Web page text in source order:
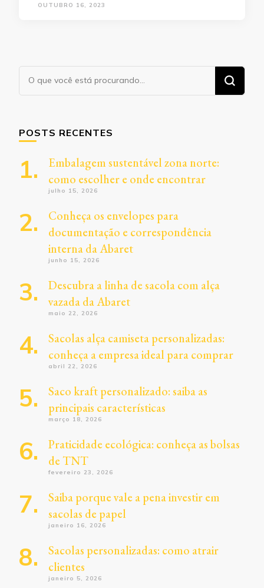
OUTUBRO 16, 2023
Procurando
algo?
POSTS RECENTES
Embalagem sustentável zona norte:
como escolher e onde encontrar
julho 15, 2026
Conheça os envelopes para
documentação e correspondência
interna da Abaret
junho 15, 2026
Descubra a linha de sacola com alça
vazada da Abaret
maio 22, 2026
Sacolas alça camiseta personalizadas:
conheça a empresa ideal para comprar
abril 22, 2026
Saco kraft personalizado: saiba as
principais características
março 18, 2026
Praticidade ecológica: conheça as bolsas
de TNT
fevereiro 23, 2026
Saiba porque vale a pena investir em
sacolas de papel
janeiro 16, 2026
Sacolas personalizadas: como atrair
clientes
janeiro 5, 2026